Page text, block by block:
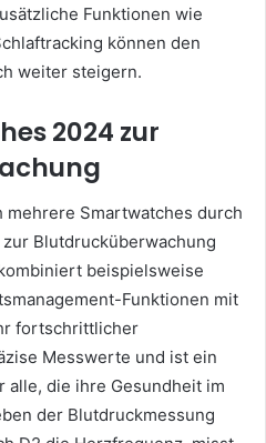
Funktionen wie
können den
weiter steigern.
2024 zur
mehrere Smartwatches durch
Blutdrucküberwachung
beispielsweise
Funktionen mit
fortschrittlicher
Messwerte und ist ein
alle, die ihre Gesundheit im
der Blutdruckmessung